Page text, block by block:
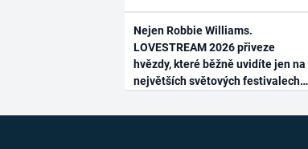
Nejen Robbie Williams.
LOVESTREAM 2026 přiveze
hvězdy, které běžně uvidíte jen na
největších světových festivalech